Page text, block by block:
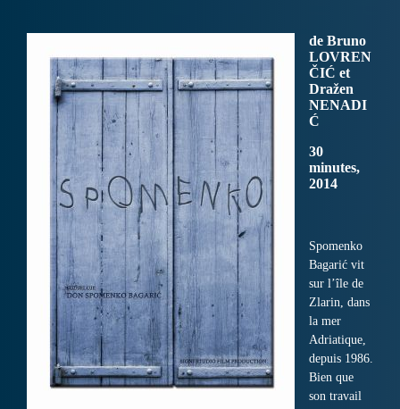
de Bruno
LOVREN
ČIĆ et
Dražen
NENADI
Ć
30
minutes,
2014
Spomenko
Bagarić vit
sur l’île de
Zlarin, dans
la mer
Adriatique,
depuis 1986.
Bien que
son travail